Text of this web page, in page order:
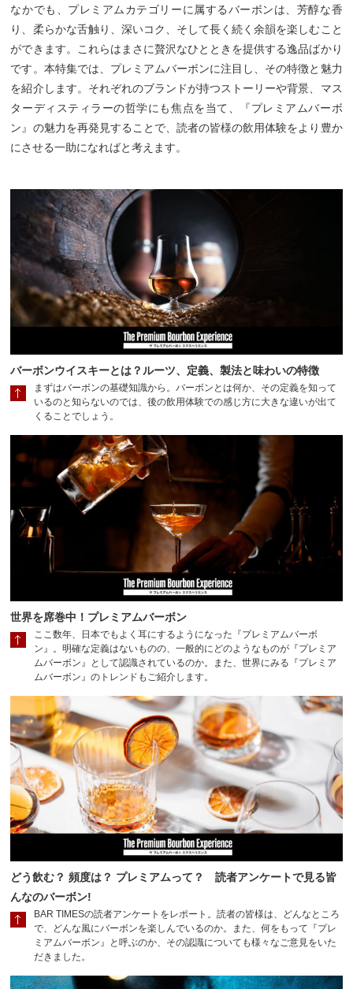
なかでも、プレミアムカテゴリーに属するバーボンは、芳醇な香
り、柔らかな舌触り、深いコク、そして長く続く余韻を楽しむこと
ができます。これらはまさに贅沢なひとときを提供する逸品ばかり
です。本特集では、プレミアムバーボンに注目し、その特徴と魅力
を紹介します。それぞれのブランドが持つストーリーや背景、マス
ターディスティラーの哲学にも焦点を当て、『プレミアムバーボ
ン』の魅力を再発見することで、読者の皆様の飲用体験をより豊か
にさせる一助になればと考えます。
バーボンウイスキーとは？ルーツ、定義、製法と味わいの特徴
まずはバーボンの基礎知識から。バーボンとは何か、その定義を知って
いるのと知らないのでは、後の飲用体験での感じ方に大きな違いが出て
くることでしょう。
世界を席巻中！プレミアムバーボン
ここ数年、日本でもよく耳にするようになった『プレミアムバーボ
ン』。明確な定義はないものの、一般的にどのようなものが『プレミア
ムバーボン』として認識されているのか。また、世界にみる『プレミア
ムバーボン』のトレンドもご紹介します。
どう飲む？ 頻度は？ プレミアムって？ 読者アンケートで見る皆
んなのバーボン!
BAR TIMESの読者アンケートをレポート。読者の皆様は、どんなところ
で、どんな風にバーボンを楽しんでいるのか。また、何をもって『プレ
ミアムバーボン』と呼ぶのか、その認識についても様々なご意見をいた
だきました。